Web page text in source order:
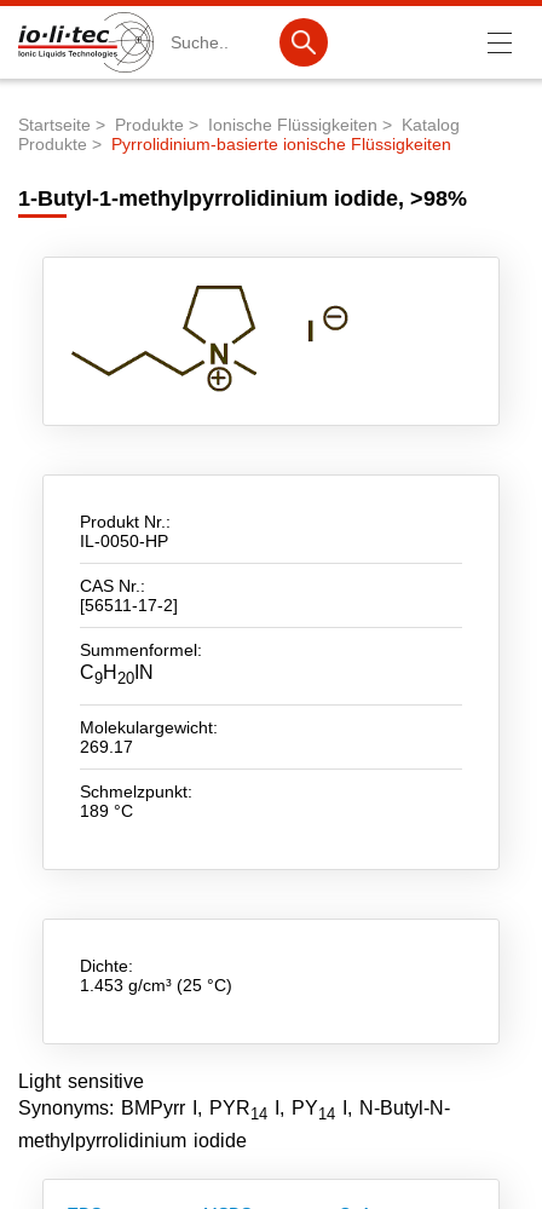
Produktsuche
Katalog-Produkte
Produktlisten
Ionische Flüssigkeiten
Batteriematerialien
F&E-Dienstleistungen
Neue Produkte
Produkthighlights
Technologie
Ionische Flüssigkeiten
Funktionsfluide & Additive
Elektrolyte
Lösungsmittel
Reagenzien für die Analytik
Toxizität von ionischen Flüssigkeiten
Team
Investor Relations
Pfadnavigation
Startseite Produkte Ionische Flüssigkeiten
Katalog
Produkte
Pyrrolidinium-basierte ionische Flüssigkeiten
1-Butyl-1-methylpyrrolidinium iodide, >98%
Produkt Nr.:
IL-0050-HP
CAS Nr.:
[56511-17-2]
Summenformel:
C9H 20 IN
Molekulargewicht:
269.17
Schmelzpunkt:
189 °C
Dichte:
1.453 g/cm³ (25 °C)
Light sensitive
Synonyms: BMPyrr I, PYR14 I, PY14
I, N-Butyl-N-
methylpyrrolidinium iodide